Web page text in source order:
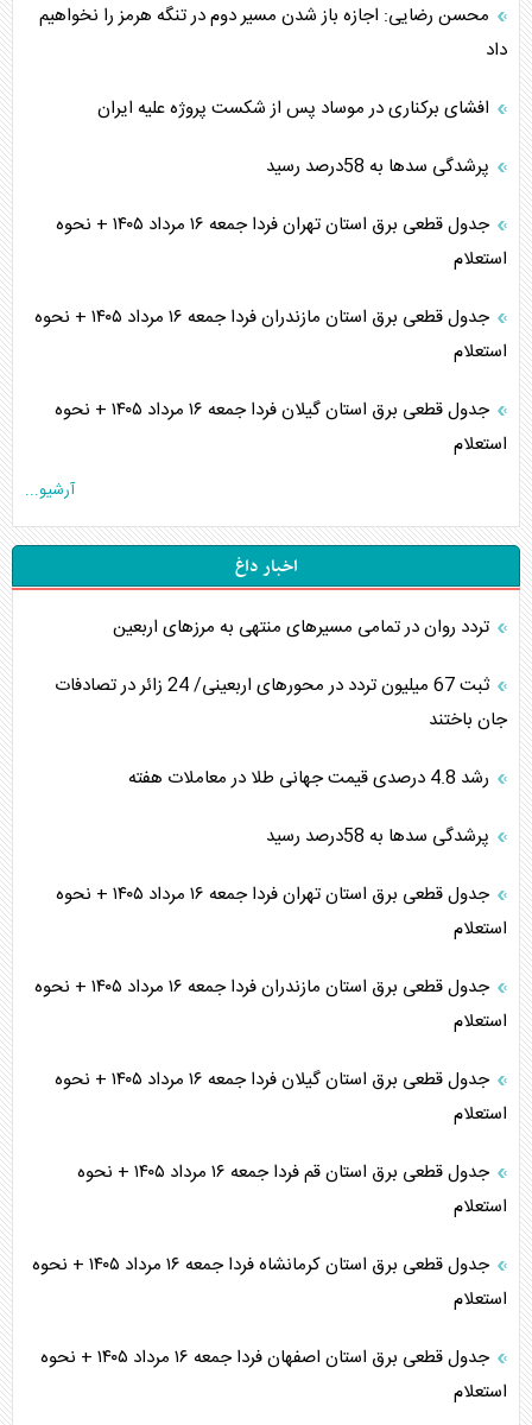
محسن رضایی: اجازه باز شدن مسیر دوم در تنگه هرمز را نخواهیم
داد
افشای برکناری در موساد پس از شکست پروژه علیه ایران
پرشدگی سدها به 58درصد رسید
جدول قطعی برق استان تهران فردا جمعه ۱۶ مرداد ۱۴۰۵ + نحوه
استعلام
جدول قطعی برق استان مازندران فردا جمعه ۱۶ مرداد ۱۴۰۵ + نحوه
استعلام
جدول قطعی برق استان گیلان فردا جمعه ۱۶ مرداد ۱۴۰۵ + نحوه
استعلام
آرشیو...
اخبار داغ
تردد روان در تمامی مسیرهای منتهی به مرزهای اربعین
‌‌ثبت 67 میلیون تردد در محورهای اربعینی/ 24 زائر در تصادفات
جان باختند
رشد 4.8 درصدی قیمت جهانی طلا در معاملات هفته
پرشدگی سدها به 58درصد رسید
جدول قطعی برق استان تهران فردا جمعه ۱۶ مرداد ۱۴۰۵ + نحوه
استعلام
جدول قطعی برق استان مازندران فردا جمعه ۱۶ مرداد ۱۴۰۵ + نحوه
استعلام
جدول قطعی برق استان گیلان فردا جمعه ۱۶ مرداد ۱۴۰۵ + نحوه
استعلام
جدول قطعی برق استان قم فردا جمعه ۱۶ مرداد ۱۴۰۵ + نحوه
استعلام
جدول قطعی برق استان کرمانشاه فردا جمعه ۱۶ مرداد ۱۴۰۵ + نحوه
استعلام
جدول قطعی برق استان اصفهان فردا جمعه ۱۶ مرداد ۱۴۰۵ + نحوه
استعلام